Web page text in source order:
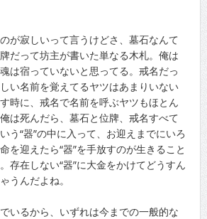
が寂しいって言うけどさ、墓石なんて
だって坊主が書いた単なる木札。俺は
は宿っていないと思ってる。戒名だっ
い名前を覚えてるヤツはあまりいない
時に、戒名で名前を呼ぶヤツもほとん
は死んだら、墓石と位牌、戒名すべて
う“器”の中に入って、お迎えまでにいろ
を迎えたら“器”を手放すのが生きること
存在しない“器”に大金をかけてどうすん
んだよね。
いるから、いずれは今までの一般的な